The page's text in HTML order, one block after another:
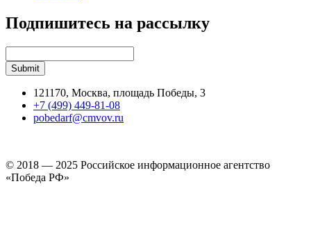
Подпишитесь на рассылку
121170, Москва, площадь Победы, 3
+7 (499) 449-81-08
pobedarf@cmvov.ru
© 2018 — 2025 Российское информационное агентство
«Победа РФ»